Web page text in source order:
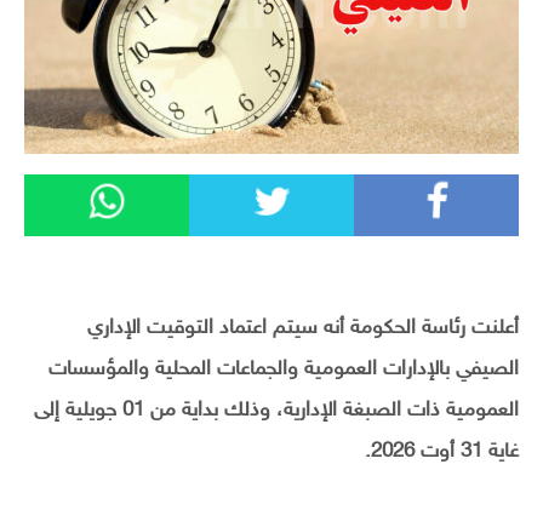
أعلنت رئاسة الحكومة أنه سيتم اعتماد التوقيت الإداري
الصيفي بالإدارات العمومية والجماعات المحلية والمؤسسات
العمومية ذات الصبغة الإدارية، وذلك بداية من 01 جويلية إلى
غاية 31 أوت 2026.